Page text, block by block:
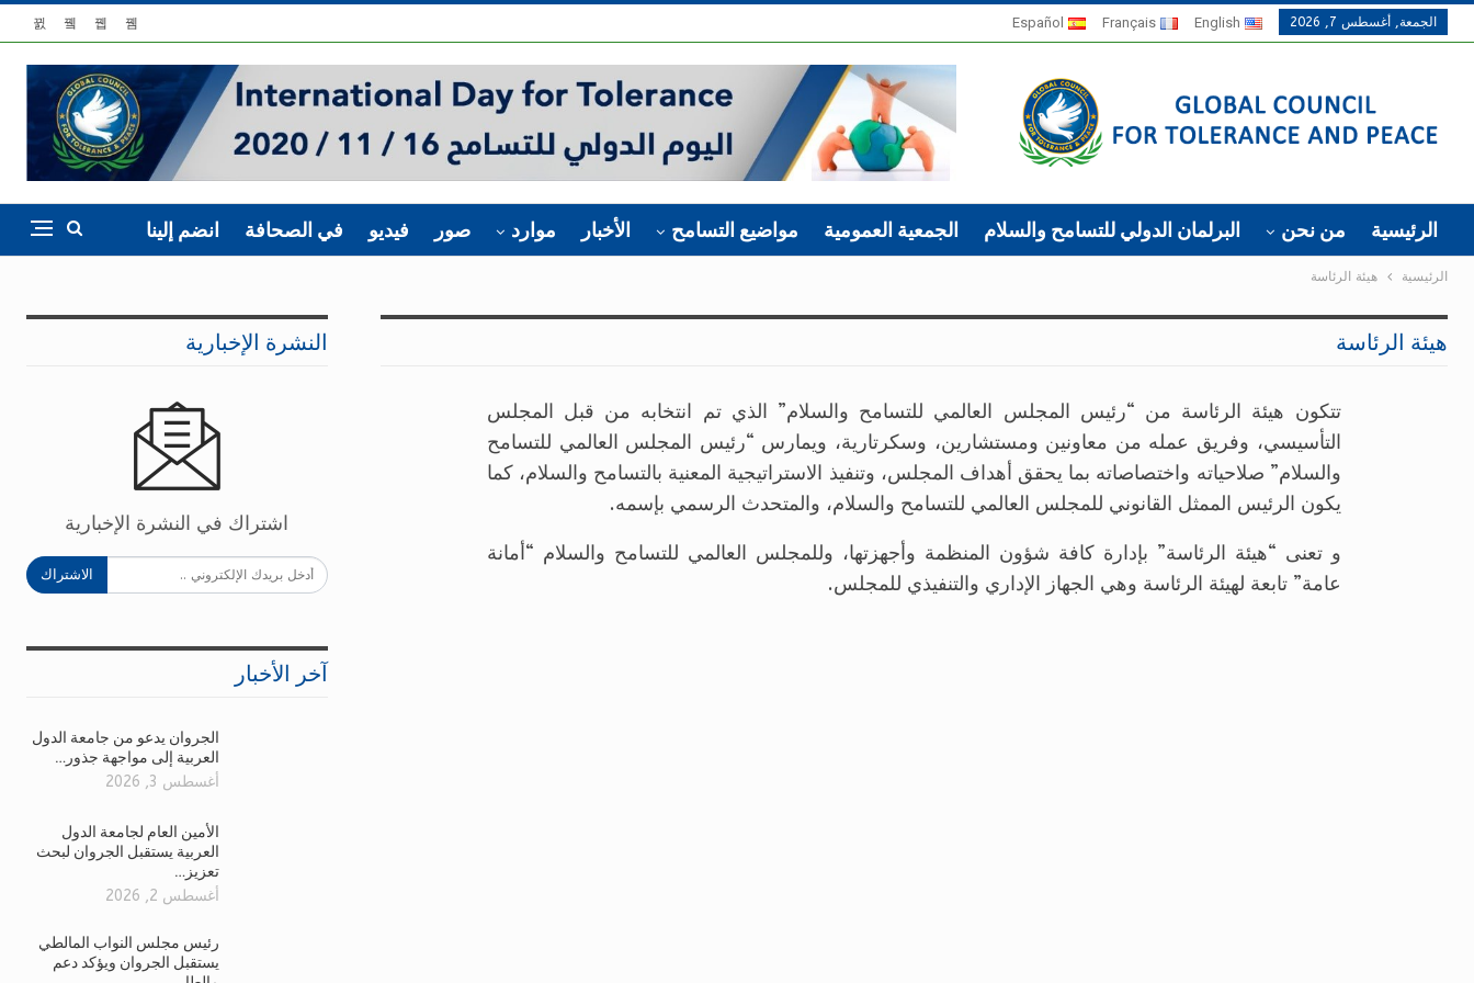
الجمعة, أغسطس 7, 2026 English
Français
Español
الرئيسية من نحن البرلمان الدولي للتسامح والسلام الجمعية العمومية مواضيع التسامح الأخبار موارد صور فيديو في الصحافة انضم إلينا
الرئيسية هيئة الرئاسة
هيئة الرئاسة
تتكون هيئة الرئاسة من “رئيس المجلس العالمي للتسامح والسلام” الذي تم انتخابه من قبل المجلس
التأسيسي، وفريق عمله من معاونين ومستشارين، وسكرتارية، ويمارس “رئيس المجلس العالمي للتسامح
والسلام” صلاحياته واختصاصاته بما يحقق أهداف المجلس، وتنفيذ الاستراتيجية المعنية بالتسامح والسلام، كما
يكون الرئيس الممثل القانوني للمجلس العالمي للتسامح والسلام، والمتحدث الرسمي بإسمه.
و تعنى “هيئة الرئاسة” بإدارة كافة شؤون المنظمة وأجهزتها، وللمجلس العالمي للتسامح والسلام “أمانة
عامة” تابعة لهيئة الرئاسة وهي الجهاز الإداري والتنفيذي للمجلس.
النشرة الإخبارية
اشتراك في النشرة الإخبارية
الاشتراك
آخر الأخبار
الجروان يدعو من جامعة الدول
العربية إلى مواجهة جذور…
أغسطس 3, 2026
الأمين العام لجامعة الدول
العربية يستقبل الجروان لبحث
تعزيز…
أغسطس 2, 2026
رئيس مجلس النواب المالطي
يستقبل الجروان ويؤكد دعم